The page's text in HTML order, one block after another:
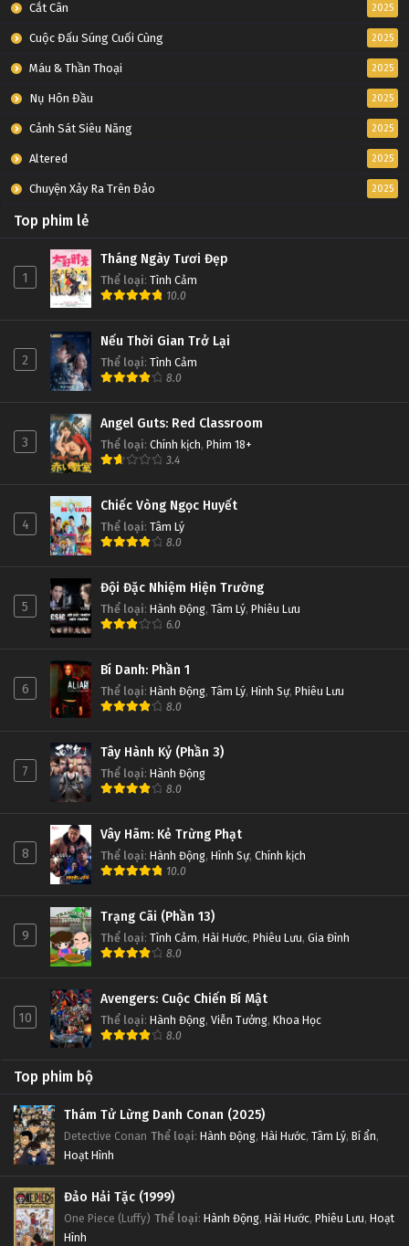
Cắt Cân 2025
Cuộc Đấu Súng Cuối Cùng 2025
Máu & Thần Thoại 2025
Nụ Hôn Đầu 2025
Cảnh Sát Siêu Năng 2025
Altered 2025
Chuyện Xảy Ra Trên Đảo 2025
Top phim lẻ
1
Tháng Ngày Tươi Đẹp
Thể loại: Tình Cảm
10.0
2
Nếu Thời Gian Trở Lại
Thể loại: Tình Cảm
8.0
3
Angel Guts: Red Classroom
Thể loại: Chính kịch, Phim 18+
3.4
4
Chiếc Vòng Ngọc Huyết
Thể loại: Tâm Lý
8.0
5
Đội Đặc Nhiệm Hiện Trường
Thể loại: Hành Động, Tâm Lý, Phiêu Lưu
6.0
6
Bí Danh: Phần 1
Thể loại: Hành Động, Tâm Lý, Hình Sự, Phiêu Lưu
8.0
7
Tây Hành Kỷ (Phần 3)
Thể loại: Hành Động
8.0
8
Vây Hãm: Kẻ Trừng Phạt
Thể loại: Hành Động, Hình Sự, Chính kịch
10.0
9
Trạng Cãi (Phần 13)
Thể loại: Tình Cảm, Hài Hước, Phiêu Lưu, Gia Đình
8.0
10
Avengers: Cuộc Chiến Bí Mật
Thể loại: Hành Động, Viễn Tưởng, Khoa Học
8.0
Top phim bộ
Thám Tử Lừng Danh Conan (2025)
Detective Conan Thể loại: Hành Động, Hài Hước, Tâm Lý, Bí ẩn,
Hoạt Hình
Đảo Hải Tặc (1999)
One Piece (Luffy) Thể loại: Hành Động, Hài Hước, Phiêu Lưu, Hoạt
Hình